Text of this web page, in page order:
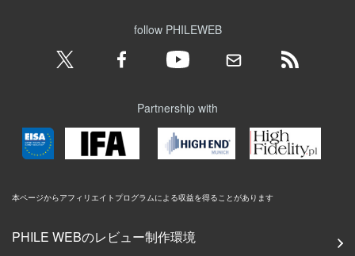
follow PHILEWEB
Partnership with
本ページからアフィリエイトプログラムによる収益を得ることがあります
PHILE WEBのレビュー制作環境